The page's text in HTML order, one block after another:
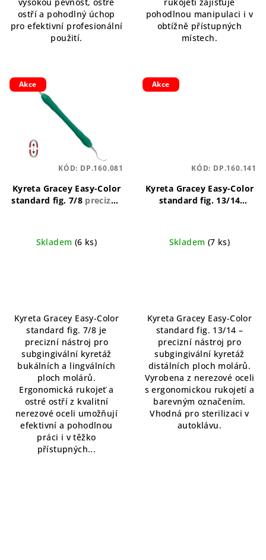
vysokou pevnost, ostré
ostří a pohodlný úchop
pro efektivní profesionální
použití.
rukojeti zajišťuje
pohodlnou manipulaci i v
obtížně přístupných
místech.
Akce
Kyreta Gracey Easy-Color
standard fig. 7/8 precizní,
Skladem (6 ks)
z
5
hvězdiček.
Kyreta Gracey Easy-Color
standard fig. 7/8 je
precizní nástroj pro
subgingivální kyretáž
bukálních a lingválních
ploch molárů.
Ergonomická rukojeť a
ostré ostří z kvalitní
nerezové oceli umožňují
efektivní a pohodlnou
práci i v těžko
přístupných...
KÓD: DP.160.081
Akce
Kyreta Gracey Easy-Color
standard fig. 13/14
Skladem (7 ks)
Kyreta Gracey Easy-Color
standard fig. 13/14 –
precizní nástroj pro
subgingivální kyretáž
distálních ploch molárů.
Vyrobena z nerezové oceli
s ergonomickou rukojetí a
barevným označením.
Vhodná pro sterilizaci v
autoklávu.
KÓD: DP.160.141